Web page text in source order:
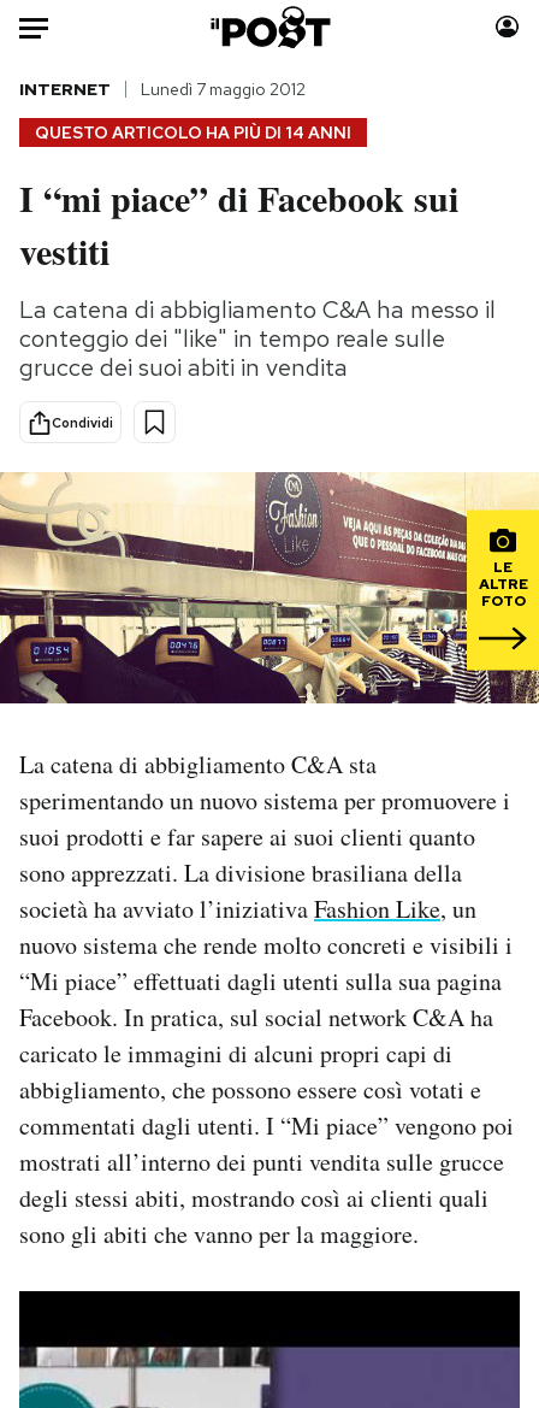
Auto
HOME
Italia
Politica
Tecnologia
Internet
Scienza
Cultura
Economia
Moda
Storie/Idee
Ok Boomer!
Media
Mondiali calcio 2026
PODCAST
NEWSLETTER
SHOP
CALENDARIO
AREA PERSONALE
Area Personale
Newsletter
Notifiche mobile
Regala il Post
Hai bisogno di aiuto?
Esci
QUESTO ARTICOLO HA PIÙ DI 14 ANNI
INTERNET Lunedì 7 maggio 2012
I “mi piace” di Facebook sui
vestiti
La catena di abbigliamento C&A ha messo il
conteggio dei "like" in tempo reale sulle
grucce dei suoi abiti in vendita
Condividi
LE
ALTRE
FOTO
La catena di abbigliamento C&A sta
sperimentando un nuovo sistema per promuovere i
suoi prodotti e far sapere ai suoi clienti quanto
sono apprezzati. La divisione brasiliana della
società ha avviato l’iniziativaFashion Like, un
nuovo sistema che rende molto concreti e visibili i
“Mi piace” effettuati dagli utenti sulla sua pagina
Facebook. In pratica, sul social network C&A ha
caricato le immagini di alcuni propri capi di
abbigliamento, che possono essere così votati e
commentati dagli utenti. I “Mi piace” vengono poi
mostrati all’interno dei punti vendita sulle grucce
degli stessi abiti, mostrando così ai clienti quali
sono gli abiti che vanno per la maggiore.